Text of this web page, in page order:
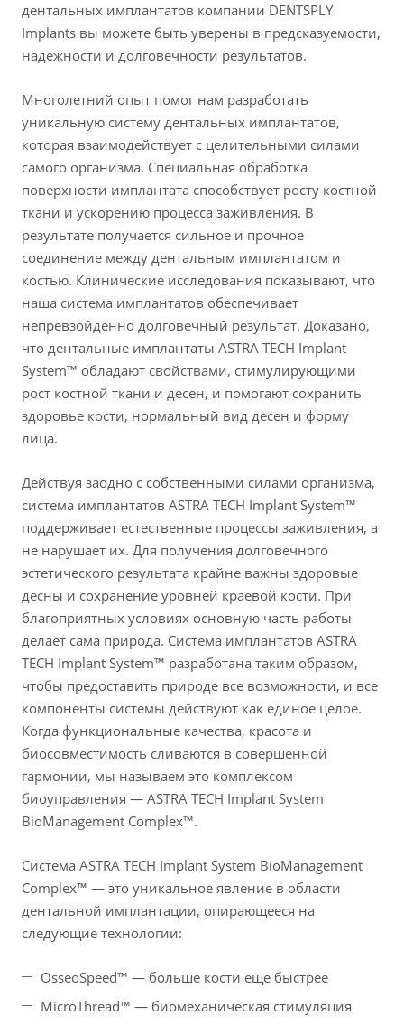
дентальных имплантатов компании DENTSPLY
Implants вы можете быть уверены в предсказуемости,
надежности и долговечности результатов.
Многолетний опыт помог нам разработать
уникальную систему дентальных имплантатов,
которая взаимодействует с целительными силами
самого организма. Специальная обработка
поверхности имплантата способствует росту костной
ткани и ускорению процесса заживления. В
результате получается сильное и прочное
соединение между дентальным имплантатом и
костью. Клинические исследования показывают, что
наша система имплантатов обеспечивает
непревзойденно долговечный результат. Доказано,
что дентальные имплантаты ASTRA TECH Implant
System™ обладают свойствами, стимулирующими
рост костной ткани и десен, и помогают сохранить
здоровье кости, нормальный вид десен и форму
лица.
Действуя заодно с собственными силами организма,
система имплантатов ASTRA TECH Implant System™
поддерживает естественные процессы заживления, а
не нарушает их. Для получения долговечного
эстетического результата крайне важны здоровые
десны и сохранение уровней краевой кости. При
благоприятных условиях основную часть работы
делает сама природа. Система имплантатов ASTRA
TECH Implant System™ разработана таким образом,
чтобы предоставить природе все возможности, и все
компоненты системы действуют как единое целое.
Когда функциональные качества, красота и
биосовместимость сливаются в совершенной
гармонии, мы называем это комплексом
биоуправления — ASTRA TECH Implant System
BioManagement Complex™.
Система ASTRA TECH Implant System BioManagement
Complex™ — это уникальное явление в области
дентальной имплантации, опирающееся на
следующие технологии:
OsseoSpeed™ — больше кости еще быстрее
MicroThread™ — биомеханическая стимуляция